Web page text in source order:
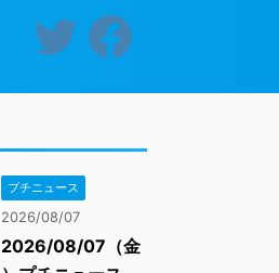
プチニュース
2026/08/07
2026/08/07（金